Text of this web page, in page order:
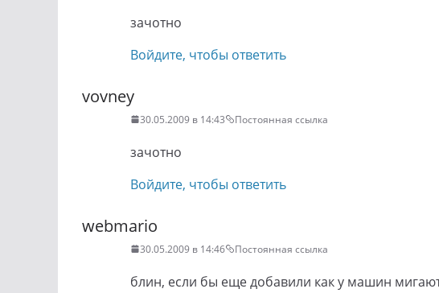
зачотно
Войдите, чтобы ответить
vovney
30.05.2009 в 14:43 Постоянная ссылка
зачотно
Войдите, чтобы ответить
webmario
30.05.2009 в 14:46 Постоянная ссылка
блин, если бы еще добавили как у машин